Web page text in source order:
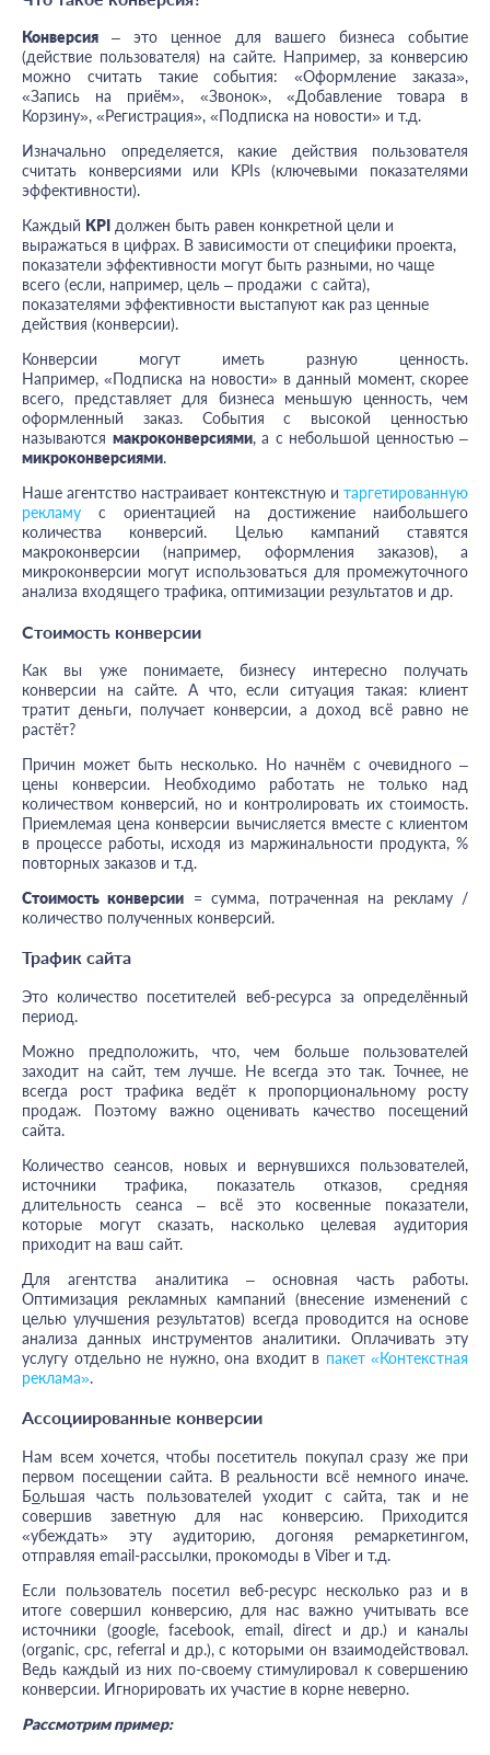
Конверсия – это ценное для вашего бизнеса событие
(действие пользователя) на сайте. Например, за конверсию
можно считать такие события: «Оформление заказа»,
«Запись на приём», «Звонок», «Добавление товара в
Корзину», «Регистрация», «Подписка на новости» и т.д.
Изначально определяется, какие действия пользователя
считать конверсиями или KPIs (ключевыми показателями
эффективности).
Каждый KPI должен быть равен конкретной цели и
выражаться в цифрах. В зависимости от специфики проекта,
показатели эффективности могут быть разными, но чаще
всего (если, например, цель – продажи с сайта),
показателями эффективности выстапуют как раз ценные
действия (конверсии).
Конверсии могут иметь разную ценность.
Например, «Подписка на новости» в данный момент, скорее
всего, представляет для бизнеса меньшую ценность, чем
оформленный заказ. События с высокой ценностью
называются макроконверсиями, а с небольшой ценностью –
микроконверсиями.
Наше агентство настраивает контекстную и таргетированную
рекламу с ориентацией на достижение наибольшего
количества конверсий. Целью кампаний ставятся
макроконверсии (например, оформления заказов), а
микроконверсии могут использоваться для промежуточного
анализа входящего трафика, оптимизации результатов и др.
Стоимость конверсии
Как вы уже понимаете, бизнесу интересно получать
конверсии на сайте. А что, если ситуация такая: клиент
тратит деньги, получает конверсии, а доход всё равно не
растёт?
Причин может быть несколько. Но начнём с очевидного –
цены конверсии. Необходимо работать не только над
количеством конверсий, но и контролировать их стоимость.
Приемлемая цена конверсии вычисляется вместе с клиентом
в процессе работы, исходя из маржинальности продукта, %
повторных заказов и т.д.
Стоимость конверсии = сумма, потраченная на рекламу /
количество полученных конверсий.
Трафик сайта
Это количество посетителей веб-ресурса за определённый
период.
Можно предположить, что, чем больше пользователей
заходит на сайт, тем лучше. Не всегда это так. Точнее, не
всегда рост трафика ведёт к пропорциональному росту
продаж. Поэтому важно оценивать качество посещений
сайта.
Количество сеансов, новых и вернувшихся пользователей,
источники трафика, показатель отказов, средняя
длительность сеанса – всё это косвенные показатели,
которые могут сказать, насколько целевая аудитория
приходит на ваш сайт.
Для агентства аналитика – основная часть работы.
Оптимизация рекламных кампаний (внесение изменений с
целью улучшения результатов) всегда проводится на основе
анализа данных инструментов аналитики. Оплачивать эту
услугу отдельно не нужно, она входит в пакет «Контекстная
реклама».
Ассоциированные конверсии
Нам всем хочется, чтобы посетитель покупал сразу же при
первом посещении сайта. В реальности всё немного иначе.
Большая часть пользователей уходит с сайта, так и не
совершив заветную для нас конверсию. Приходится
«убеждать» эту аудиторию, догоняя ремаркетингом,
отправляя email-рассылки, прокомоды в Viber и т.д.
Если пользователь посетил веб-ресурс несколько раз и в
итоге совершил конверсию, для нас важно учитывать все
источники (google, facebook, email, direct и др.) и каналы
(organic, cpc, referral и др.), с которыми он взаимодействовал.
Ведь каждый из них по-своему стимулировал к совершению
конверсии. Игнорировать их участие в корне неверно.
Рассмотрим пример: